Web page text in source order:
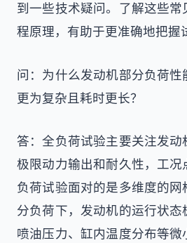
到一些技术疑问。了解这些
程原理，有助于更准确地把握
问：为什么发动机部分负荷
更为复杂且耗时更长？
答：全负荷试验主要关注发
极限动力输出和耐久性，工
负荷试验面对的是多维度的
分负荷下，发动机的运行状态
喷油压力、缸内温度分布等